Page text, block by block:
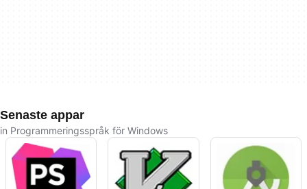
Senaste appar
in Programmeringsspråk för Windows